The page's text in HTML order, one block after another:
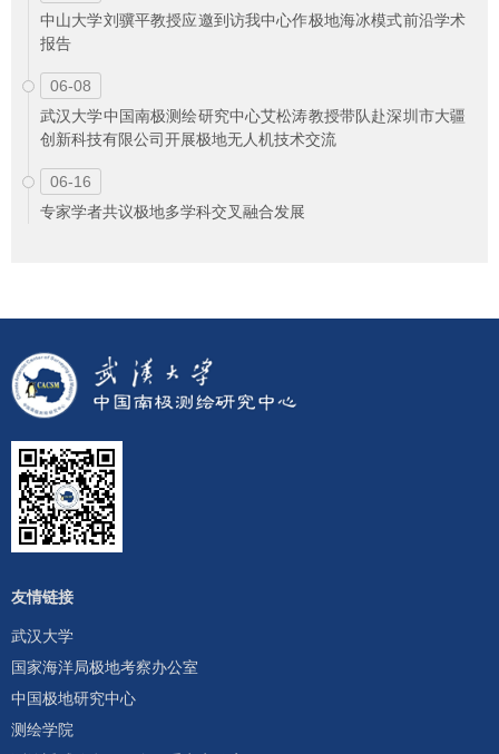
中山大学刘骥平教授应邀到访我中心作极地海冰模式前沿学术
报告
06-08
武汉大学中国南极测绘研究中心艾松涛教授带队赴深圳市大疆
创新科技有限公司开展极地无人机技术交流
06-16
专家学者共议极地多学科交叉融合发展
友情链接
武汉大学
国家海洋局极地考察办公室
中国极地研究中心
测绘学院